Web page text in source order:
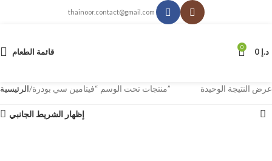
thainoor.contact@gmail.com
قائمة الطعام 0 د.إ
الرئيسية منتجات تحت الوسم “فيتامين سي بودرة” عرض النتيجة الوحيدة
إظهار الشريط الجانبي